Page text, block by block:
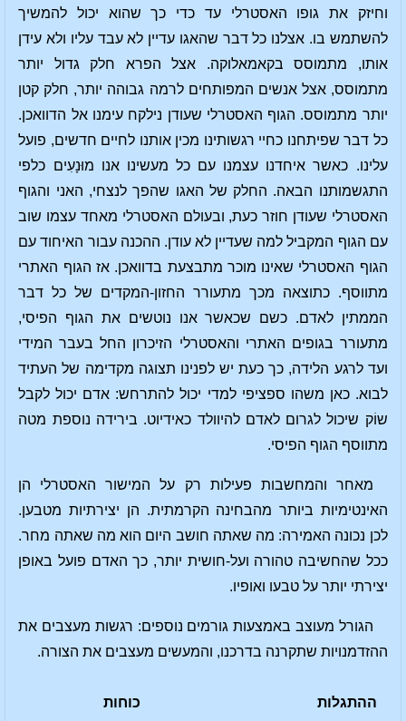
וחיזק את גופו האסטרלי עד כדי כך שהוא יכול להמשיך
להשתמש בו. אצלנו כל דבר שהאגו עדיין לא עבד עליו ולא עידן
אותו, מתמוסס בקאמאלוקה. אצל הפרא חלק גדול יותר
מתמוסס, אצל אנשים המפותחים לרמה גבוהה יותר, חלק קטן
יותר מתמוסס. הגוף האסטרלי שעודן נילקח עימנו אל הדוואכן.
כל דבר שפיתחנו כחיי רגשותינו מכין אותנו לחיים חדשים, פועל
עלינו. כאשר איחדנו עצמנו עם כל מעשינו אנו מוּנָעִים כלפי
התגשמותנו הבאה. החלק של האגו שהפך לנצחי, האני והגוף
האסטרלי שעודן חוזר כעת, ובעולם האסטרלי מאחד עצמו שוב
עם הגוף המקביל למה שעדיין לא עודן. ההכנה עבור האיחוד עם
הגוף האסטרלי שאינו מוכר מתבצעת בדוואכן. אז הגוף האתרי
מתווסף. כתוצאה מכך מתעורר החזון-המקדים של כל דבר
הממתין לאדם. כשם שכאשר אנו נוטשים את הגוף הפיסי,
מתעורר בגופים האתרי והאסטרלי הזיכרון החל בעבר המידי
ועד לרגע הלידה, כך כעת יש לפנינו תצוגה מקדימה של העתיד
לבוא. כאן משהו ספציפי למדי יכול להתרחש: אדם יכול לקבל
שוֹק שיכול לגרום לאדם להיוולד כאידיוט. בירידה נוספת מטה
מתווסף הגוף הפיסי.
מאחר והמחשבות פעילות רק על המישור האסטרלי הן
האינטימיות ביותר מהבחינה הקרמתית. הן יצירתיות מטבען.
לכן נכונה האמירה: מה שאתה חושב היום הוא מה שאתה מחר.
ככל שהחשיבה טהורה ועל-חושית יותר, כך האדם פועל באופן
יצירתי יותר על טבעו ואופיו.
הגורל מעוצב באמצעות גורמים נוספים: רגשות מעצבים את
ההזדמנויות שתקרנה בדרכנו, והמעשים מעצבים את הצורה.
ההתגלות כוחות